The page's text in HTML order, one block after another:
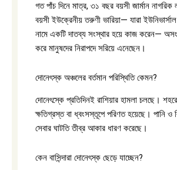
গত পাঁচ দিনে মাত্র, ৩১ বছর বয়সী জার্মান
বয়সী ইউক্রেনীয় তরুণী ভারিয়া— যারা
নামে একটি দাতব্য সংস্থার হয়ে কাজ করেন—
করে মানুষদের নিরাপদে সরিয়ে এনেছেন।
দোনেৎস্ক অঞ্চলের বর্তমান পরিস্থিতি কেমন?
দোনেৎস্কে প্রতিদিনই রাশিয়ার হামলা চলছে।
ক্ষতিগ্রস্ত বা ধ্বংসস্তূপে পরিণত হয়েছে। পানি ও
সেবার ঘাটতি তীব্র আকার ধারণ করেছে।
কেন বাসিন্দারা দোনেৎস্ক ছেড়ে যাচ্ছেন?